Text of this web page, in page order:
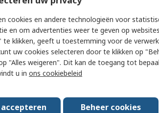
Waarde
EMERSON – ASCO
Solenoid Valve Coil
Type Spade Plug
cookies en andere technologieën voor
en om advertenties weer te geven op
te klikken, geeft u toestemming voor de
uw cookies selecteren door te klikken op
"Alles weigeren". Dit kan de toegang tot
u in ons cookiebeleid
Beheer cookies